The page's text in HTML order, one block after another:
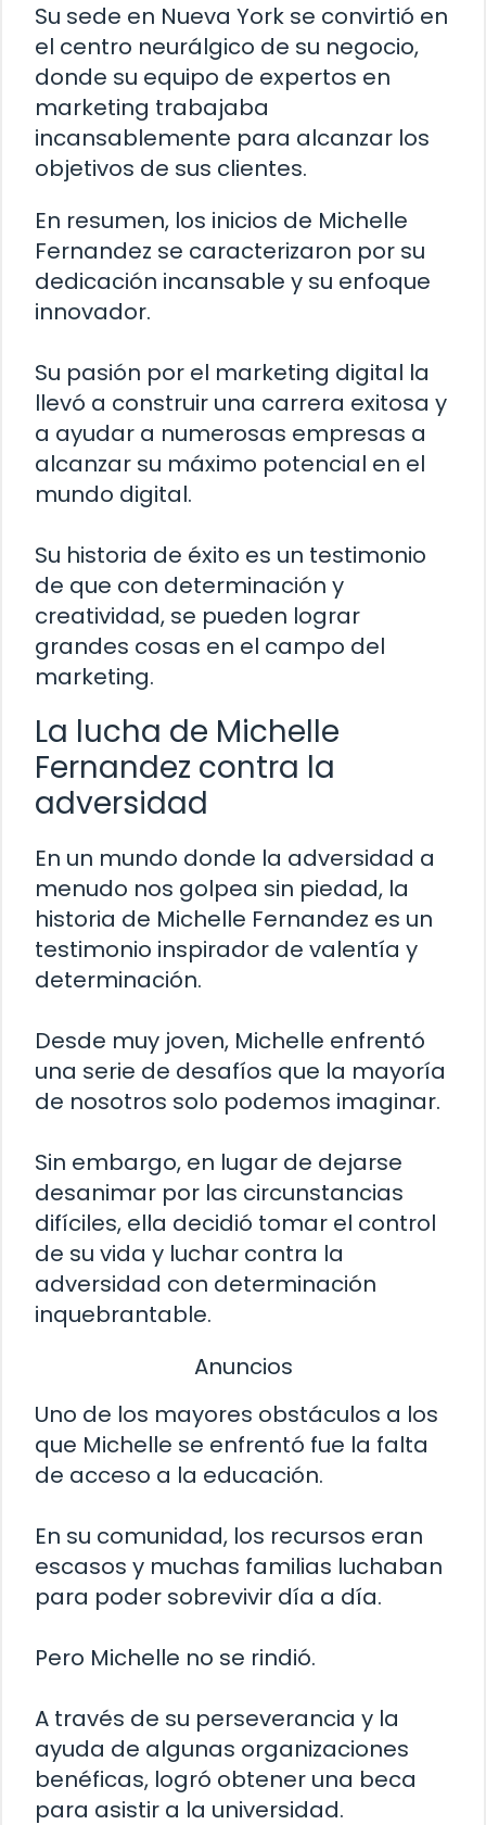
Su sede en Nueva York se convirtió en
el centro neurálgico de su negocio,
donde su equipo de expertos en
marketing trabajaba
incansablemente para alcanzar los
objetivos de sus clientes.
En resumen, los inicios de Michelle
Fernandez se caracterizaron por su
dedicación incansable y su enfoque
innovador.
Su pasión por el marketing digital la
llevó a construir una carrera exitosa y
a ayudar a numerosas empresas a
alcanzar su máximo potencial en el
mundo digital.
Su historia de éxito es un testimonio
de que con determinación y
creatividad, se pueden lograr
grandes cosas en el campo del
marketing.
La lucha de Michelle
Fernandez contra la
adversidad
En un mundo donde la adversidad a
menudo nos golpea sin piedad, la
historia de Michelle Fernandez es un
testimonio inspirador de valentía y
determinación.
Desde muy joven, Michelle enfrentó
una serie de desafíos que la mayoría
de nosotros solo podemos imaginar.
Sin embargo, en lugar de dejarse
desanimar por las circunstancias
difíciles, ella decidió tomar el control
de su vida y luchar contra la
adversidad con determinación
inquebrantable.
Anuncios
Uno de los mayores obstáculos a los
que Michelle se enfrentó fue la falta
de acceso a la educación.
En su comunidad, los recursos eran
escasos y muchas familias luchaban
para poder sobrevivir día a día.
Pero Michelle no se rindió.
A través de su perseverancia y la
ayuda de algunas organizaciones
benéficas, logró obtener una beca
para asistir a la universidad.